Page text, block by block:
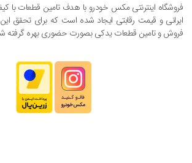
فروشگاه اینترنتی مکس خودرو با هدف تامین قطعات با
فروش و تامین قطعات یدکی بصورت حضوری بهره گرفته